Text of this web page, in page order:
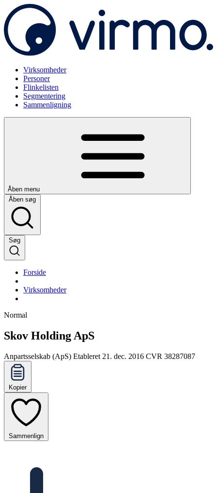
Virksomheder
Personer
Flinkelisten
Segmentering
Sammenligning
Åben menu
Åben søg
Søg
Forside
Virksomheder
Normal
Skov Holding ApS
Anpartsselskab (ApS) Etableret 21. dec. 2016 CVR 38287087
Kopier
Sammenlign